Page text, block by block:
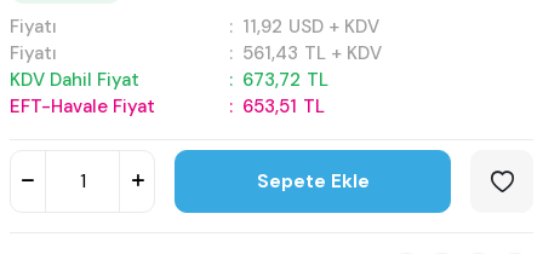
Fiyatı : 11,92 USD + KDV
Fiyatı
: 561,43 TL + KDV
KDV Dahil Fiyat
: 673,72 TL
EFT-Havale Fiyat
: 653,51 TL
Sepete Ekle